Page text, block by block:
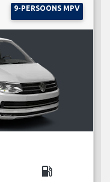
9-PERSOONS MPV
local_gas_station